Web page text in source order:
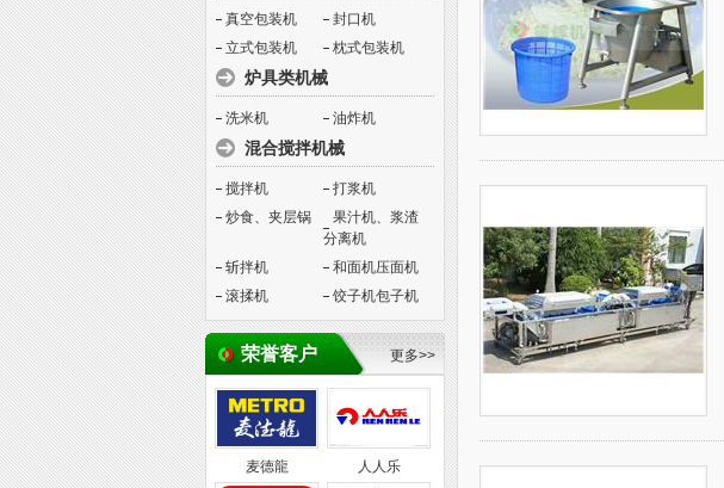
真空包装机
封口机
立式包装机
枕式包装机
炉具类机械
洗米机 油炸机
混合搅拌机械
搅拌机
打浆机
炒食、夹层锅
果汁机、浆渣
分离机
斩拌机
和面机压面机
滚揉机
饺子机包子机
荣誉客户 更多>>
麦德龍 人人乐